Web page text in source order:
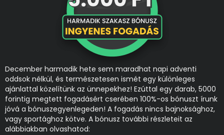
December harmadik hete sem maradhat napi adventi
oddsok nélkül, és természetesen ismét egy különleges
ajánlattal közelítünk az ünnepekhez! Ezúttal egy darab, 5000
forintig megtett fogadásért cserében 100%-os bónuszt írunk
jóvá a bónuszegyenlegeden! A fogadás nincs bajnoksághoz,
vagy sportághoz kötve. A bónusz további részleteit az
alábbiakban olvashatod: